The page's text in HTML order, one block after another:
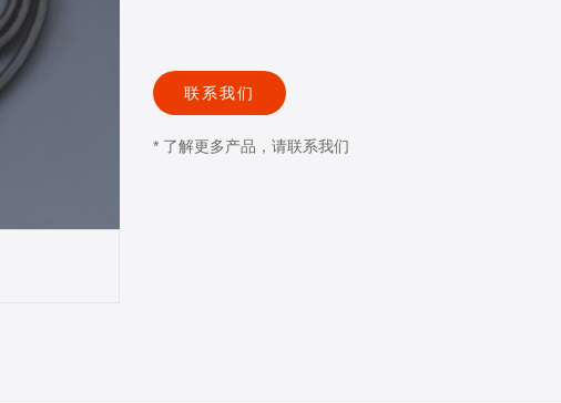
联系我们
* 了解更多产品，请联系我们